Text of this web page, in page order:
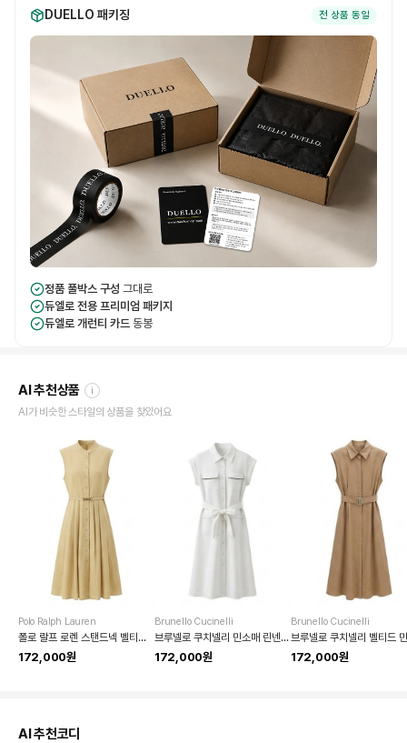
DUELLO 패키징 전 상품 동일
정품 풀박스 구성 그대로
듀엘로 전용 프리미엄 패키지
듀엘로 개런티 카드 동봉
AI 추천상품 i
AI가 비슷한 스타일의 상품을 찾았어요
Polo Ralph Lauren
폴로 랄프 로렌 스탠드넥 벨티드 플리츠 원피스
172,000원
Brunello Cucinelli
브루넬로 쿠치넬리 민소매 린넨 벨티드 셔츠 원피스
172,000원
Brunello Cucinelli
172,000원
AI 추천코디